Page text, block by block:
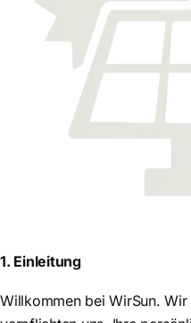
1. Einleitung
Willkommen bei WirSun.